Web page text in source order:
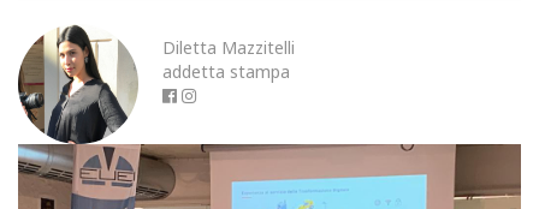
Diletta Mazzitelli
addetta stampa